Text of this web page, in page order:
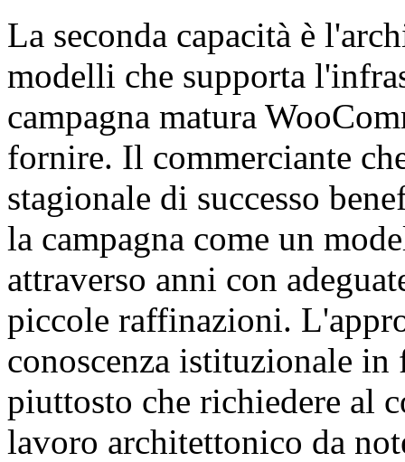
La seconda capacità è
modelli che supporta
campagna matura
fornire. Il commerciante
stagionale di successo
la campagna come un
attraverso anni con
piccole raffinazioni.
conoscenza istituzionale in
piuttosto che richiedere al
lavoro architettonico da